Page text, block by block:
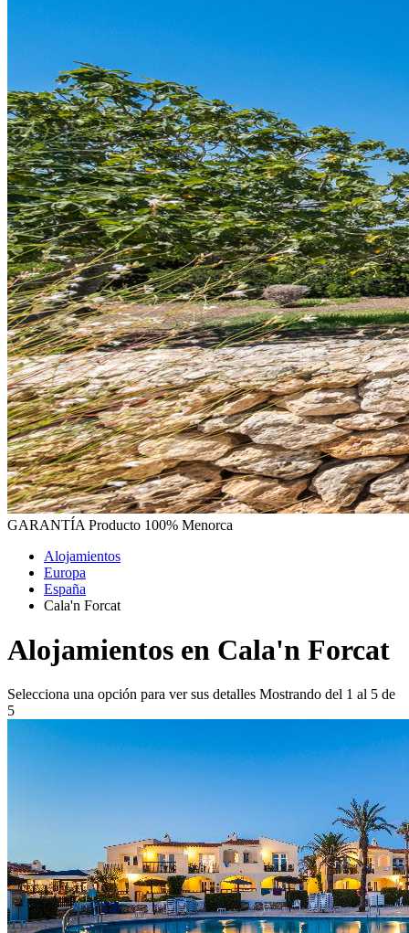
GARANTÍA Producto 100% Menorca
Alojamientos
Europa
España
Cala'n Forcat
Alojamientos en Cala'n Forcat
Selecciona una opción para ver sus detalles Mostrando del 1 al 5 de
5